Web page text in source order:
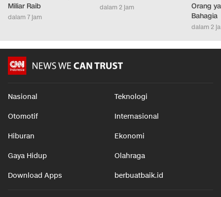
Miliar Raib
dalam 7 jam
dalam 2 jam
Orang
Bahagia
dalam 2
Nasional Teknologi
Otomotif Internasional
Hiburan Ekonomi
Gaya Hidup Olahraga
Download Apps berbuatbaik.id